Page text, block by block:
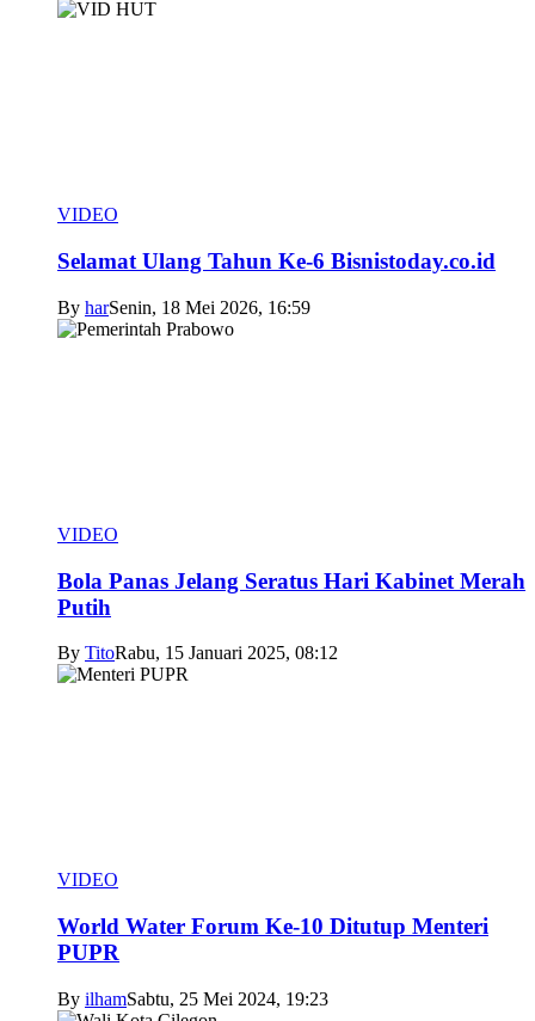
VIDEO
Selamat Ulang Tahun Ke-6 Bisnistoday.co.id
By harSenin, 18 Mei 2026, 16:59
VIDEO
Bola Panas Jelang Seratus Hari Kabinet Merah
Putih
By TitoRabu, 15 Januari 2025, 08:12
VIDEO
World Water Forum Ke-10 Ditutup Menteri
PUPR
By ilhamSabtu, 25 Mei 2024, 19:23